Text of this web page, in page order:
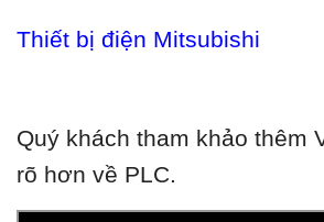
Thiết bị điện Mitsubishi
Quý khách tham khảo thêm
rõ hơn về PLC.